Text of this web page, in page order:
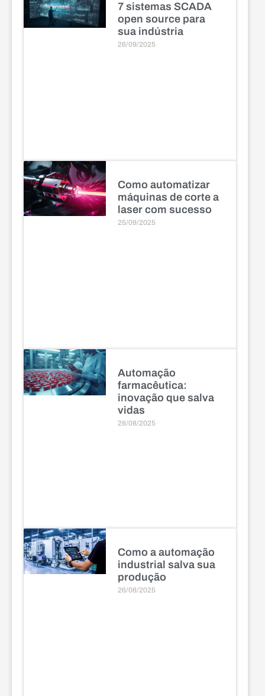
7 sistemas SCADA
open source para
sua indústria
26/09/2025
Como automatizar
máquinas de corte a
laser com sucesso
25/09/2025
Automação
farmacêutica:
inovação que salva
vidas
28/08/2025
Como a automação
industrial salva sua
produção
26/08/2025